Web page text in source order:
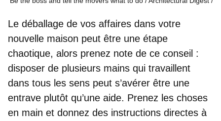
Le déballage de vos affaires dans votre
nouvelle maison peut être une étape
chaotique, alors prenez note de ce conseil :
disposer de plusieurs mains qui travaillent
dans tous les sens peut s’avérer être une
entrave plutôt qu’une aide. Prenez les choses
en main et donnez des instructions directes à